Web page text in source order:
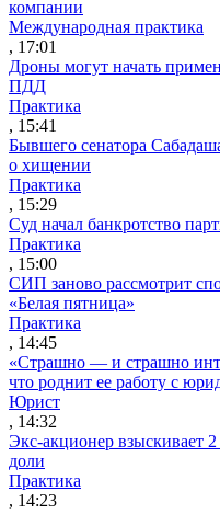
компании
Международная практика
, 17:01
Дроны могут начать
ПДД
Практика
, 15:41
Бывшего сенатора
о хищении
Практика
, 15:29
Суд начал банкротство
Практика
, 15:00
СИП заново рассмотрит
«Белая пятница»
Практика
, 14:45
«Страшно — и страшно
что роднит ее работу с
Юрист
, 14:32
Экс-акционер взыскивает
доли
Практика
, 14:23